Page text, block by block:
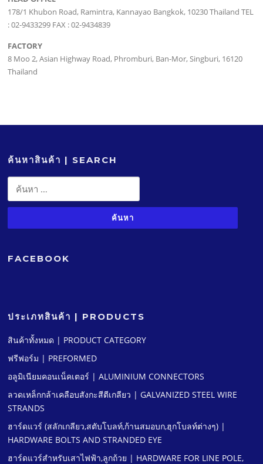
178/1 Khubon Road, Ramintra, Kannayao Bangkok, 10230 Thailand TEL
: 02-9433299 FAX : 02-9434839
FACTORY
8 Moo 2, Asian Highway Road, Phromburi, Ban-Mor, Singburi, 16120
Thailand
ค้นหาสินค้า | SEARCH
ค้นหา
สำหรับ:
FACEBOOK
ประเภทสินค้า | PRODUCTS
สินค้าทั้งหมด | PRODUCT CATEGORY
ฟรีฟอร์ม | PREFORMED
อลูมิเนียมคอนเน็คเตอร์ | ALUMINIUM CONNECTORS
ลวดเหล็กกล้าเคลือบสังกะสีตีเกลียว | GALVANIZED STEEL WIRE
STRANDS
ฮาร์ดแวร์ (สลักเกลียว,สตับโบลท์,ก้านสมอบก,ฮุกโบลท์ต่างๆ) |
HARDWARE BOLTS AND STRANDED EYE
ฮาร์ดแวร์สําหรับเสาไฟฟ้า,ลูกถ้วย | HARDWARE FOR LINE POLE,